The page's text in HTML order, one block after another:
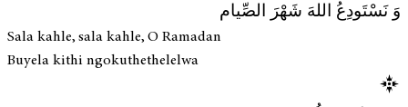
وَ نَسْتَودِعُ اللهَ شَهْرَ الصِّيام
Sala kahle, sala kahle, O Ramadan
Buyela kithi ngokuthethelelwa